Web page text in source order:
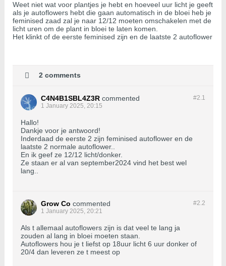
Weet niet wat voor plantjes je hebt en hoeveel uur licht je geeft
als je autoflowers hebt die gaan automatisch in de bloei heb je
feminised zaad zal je naar 12/12 moeten omschakelen met de
licht uren om de plant in bloei te laten komen.
Het klinkt of de eerste feminised zijn en de laatste 2 autoflower
2 comments
#2.1
C4N4B1SBL4Z3R commented
1 January 2025, 20:15
Hallo!
Dankje voor je antwoord!
Inderdaad de eerste 2 zijn feminised autoflower en de
laatste 2 normale autoflower..
En ik geef ze 12/12 licht/donker.
Ze staan er al van september2024 vind het best wel
lang..
#2.2
Grow Co commented
1 January 2025, 20:21
Als t allemaal autoflowers zijn is dat veel te lang ja
zouden al lang in bloei moeten staan.
Autoflowers hou je t liefst op 18uur licht 6 uur donker of
20/4 dan leveren ze t meest op